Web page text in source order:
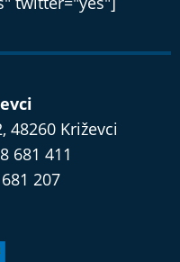
48260 Križevci
681 411
207